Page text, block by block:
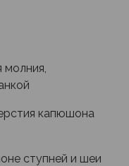
молния,
капюшона
ступней и шеи